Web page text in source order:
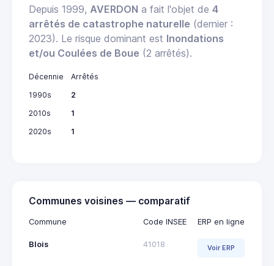
Depuis 1999, AVERDON a fait l'objet de 4
arrêtés de catastrophe naturelle (dernier :
2023). Le risque dominant est Inondations
et/ou Coulées de Boue (2 arrêtés).
Décennie
Arrêtés
1990s
2
2010s
1
2020s
1
Communes voisines — comparatif
Commune Code INSEE ERP en ligne
Blois 41018 Voir ERP